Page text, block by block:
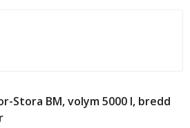
Stora BM, volym 5000 l, bredd